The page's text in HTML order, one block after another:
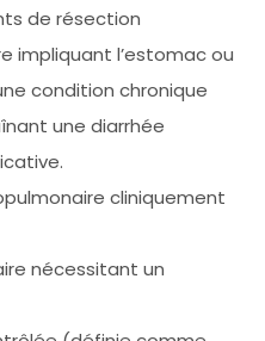
de résection
impliquant l’estomac ou
condition chronique
une diarrhée
cliniquement
nécessitant un